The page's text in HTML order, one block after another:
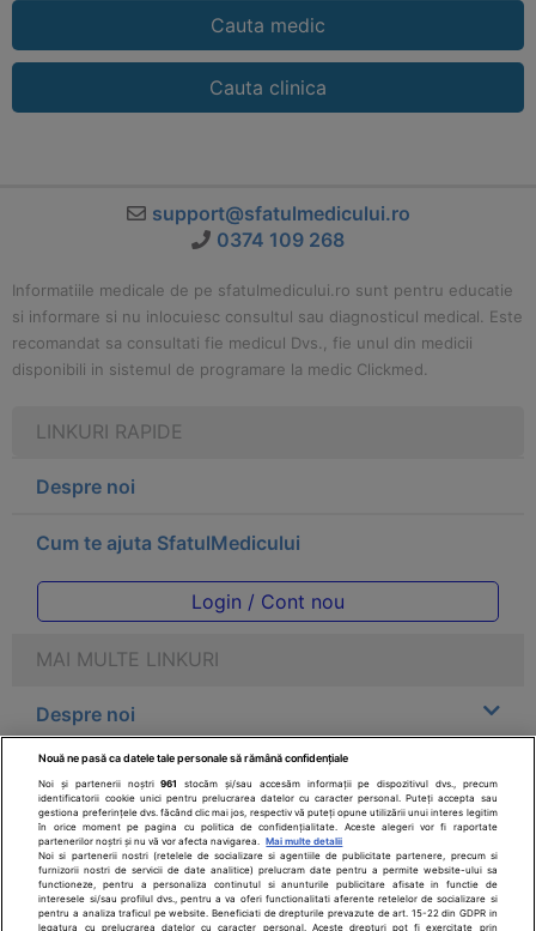
Cauta medic
Cauta clinica
support@sfatulmedicului.ro
0374 109 268
Informatiile medicale de pe sfatulmedicului.ro sunt pentru educatie
si informare si nu inlocuiesc consultul sau diagnosticul medical. Este
recomandat sa consultati fie medicul Dvs., fie unul din medicii
disponibili in sistemul de programare la medic Clickmed.
LINKURI RAPIDE
Despre noi
Cum te ajuta SfatulMedicului
Login / Cont nou
MAI MULTE LINKURI
Despre noi
Legal
Drepturile consumatorului
Parteneri
Nouă ne pasă ca datele tale personale să rămână confidențiale
Noi și partenerii noștri961
stocăm și/sau accesăm informații pe dispozitivul dvs., precum
identificatorii cookie unici pentru prelucrarea datelor cu caracter personal. Puteți accepta sau
gestiona preferințele dvs. făcând clic mai jos, respectiv vă puteți opune utilizării unui interes legitim
în orice moment pe pagina cu politica de confidențialitate. Aceste alegeri vor fi raportate
partenerilor noștri și nu vă vor afecta navigarea.
Mai multe detalii
Noi si partenerii nostri (retelele de socializare si agentiile de publicitate partenere, precum si
furnizorii nostri de servicii de date analitice) prelucram date pentru a permite website-ului sa
functioneze, pentru a personaliza continutul si anunturile publicitare afisate in functie de
interesele si/sau profilul dvs., pentru a va oferi functionalitati aferente retelelor de socializare si
pentru a analiza traficul pe website. Beneficiati de drepturile prevazute de art. 15-22 din GDPR in
legatura cu prelucrarea datelor cu caracter personal. Aceste drepturi pot fi exercitate prin